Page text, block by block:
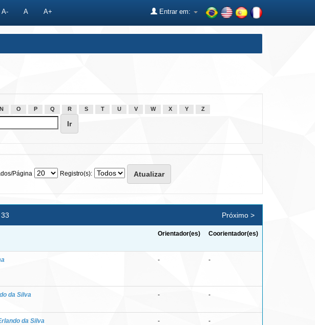
A- A A+ Entrar em:
N O P Q R S T U V W X Y Z
Página Registro(s):
Próximo >
Orientador(es) Coorientador(es)
- -
da Silva - -
da Silva - -